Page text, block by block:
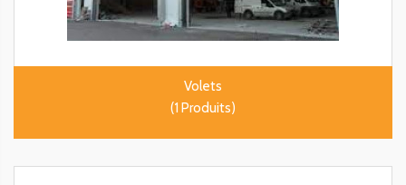
Volets
(1 Produits)